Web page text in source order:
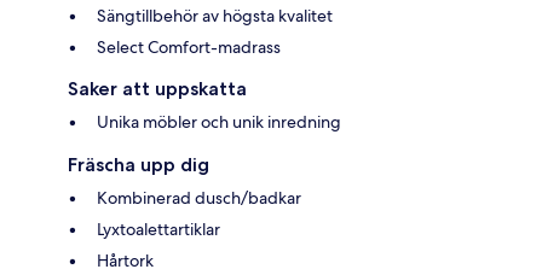
Sängtillbehör av högsta kvalitet
Select Comfort-madrass
Saker att uppskatta
Unika möbler och unik inredning
Fräscha upp dig
Kombinerad dusch/badkar
Lyxtoalettartiklar
Hårtork